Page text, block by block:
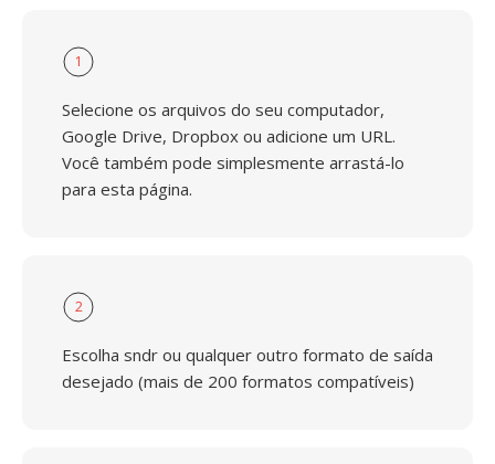
1
Selecione os arquivos do seu computador,
Google Drive, Dropbox ou adicione um URL.
Você também pode simplesmente arrastá-lo
para esta página.
2
Escolha sndr ou qualquer outro formato de saída
desejado (mais de 200 formatos compatíveis)